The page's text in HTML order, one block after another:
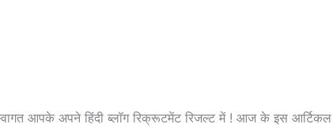
आपके अपने हिंदी ब्लॉग रिक्रूटमेंट रिजल्ट में ! आज के इस आर्टिकल